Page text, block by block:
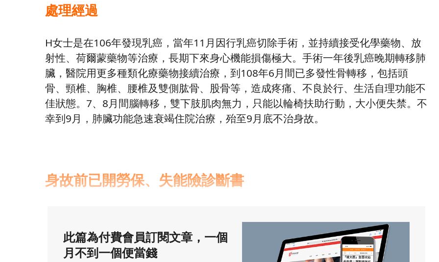
處理經過
H女士是在106年發現乳癌，當年11月因行乳癌切除手術，並持續接受化學藥物、放
射性、荷爾蒙藥物等治療，長期下來身心機能損傷極大。手術一年後乳癌晚期轉移肺
臟，醫院用更多種類化療藥物接續治療，到108年6月間已多發性骨轉移，包括頭
骨、頸椎、胸椎、腰椎及雙側肱骨、股骨等，造成疼痛、不良於行、生活自理功能不
佳狀態。7、8月間腦轉移，雙下肢肌肉無力，只能以輪椅扶助行動，大小便失禁。不
幸到9月，肺臟功能急速衰竭住院治療，殆至9月底不治身故。
身故前已開勞保、失能險診斷書
此篇為付費會員訂閱文章，一個
月不到一個便當錢